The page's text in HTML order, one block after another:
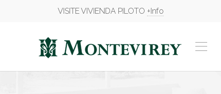
VISITE VIVIENDA PILOTO +Info